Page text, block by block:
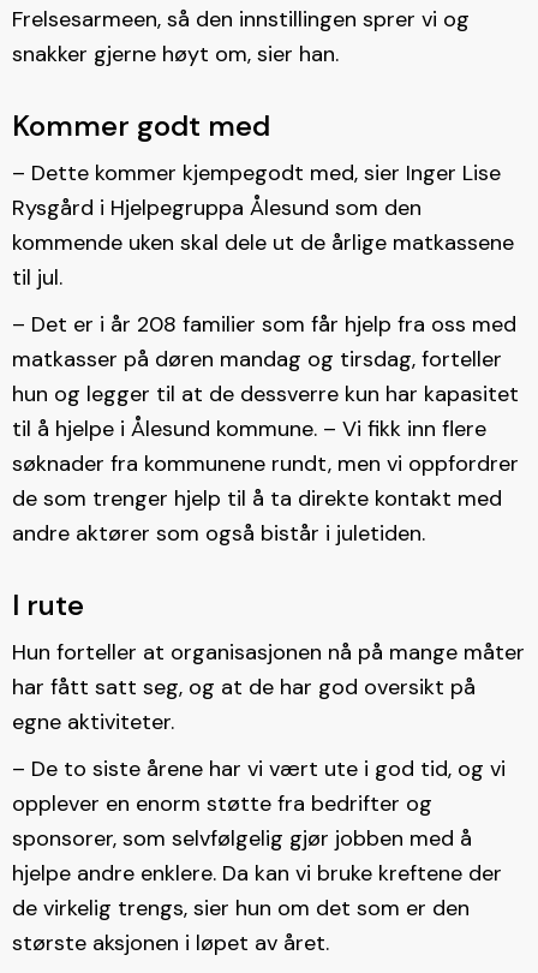
Frelsesarmeen, så den innstillingen sprer vi og
snakker gjerne høyt om, sier han.
Kommer godt med
– Dette kommer kjempegodt med, sier Inger Lise
Rysgård i Hjelpegruppa Ålesund som den
kommende uken skal dele ut de årlige matkassene
til jul.
– Det er i år 208 familier som får hjelp fra oss med
matkasser på døren mandag og tirsdag, forteller
hun og legger til at de dessverre kun har kapasitet
til å hjelpe i Ålesund kommune. – Vi fikk inn flere
søknader fra kommunene rundt, men vi oppfordrer
de som trenger hjelp til å ta direkte kontakt med
andre aktører som også bistår i juletiden.
I rute
Hun forteller at organisasjonen nå på mange måter
har fått satt seg, og at de har god oversikt på
egne aktiviteter.
– De to siste årene har vi vært ute i god tid, og vi
opplever en enorm støtte fra bedrifter og
sponsorer, som selvfølgelig gjør jobben med å
hjelpe andre enklere. Da kan vi bruke kreftene der
de virkelig trengs, sier hun om det som er den
største aksjonen i løpet av året.